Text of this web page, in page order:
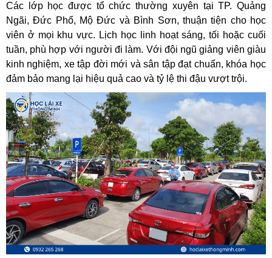
Các lớp học được tổ chức thường xuyên tại TP. Quảng
Ngãi, Đức Phổ, Mộ Đức và Bình Sơn, thuận tiện cho học
viên ở mọi khu vực. Lịch học linh hoạt sáng, tối hoặc cuối
tuần, phù hợp với người đi làm. Với đội ngũ giảng viên giàu
kinh nghiệm, xe tập đời mới và sân tập đạt chuẩn, khóa học
đảm bảo mang lại hiệu quả cao và tỷ lệ thi đậu vượt trội.